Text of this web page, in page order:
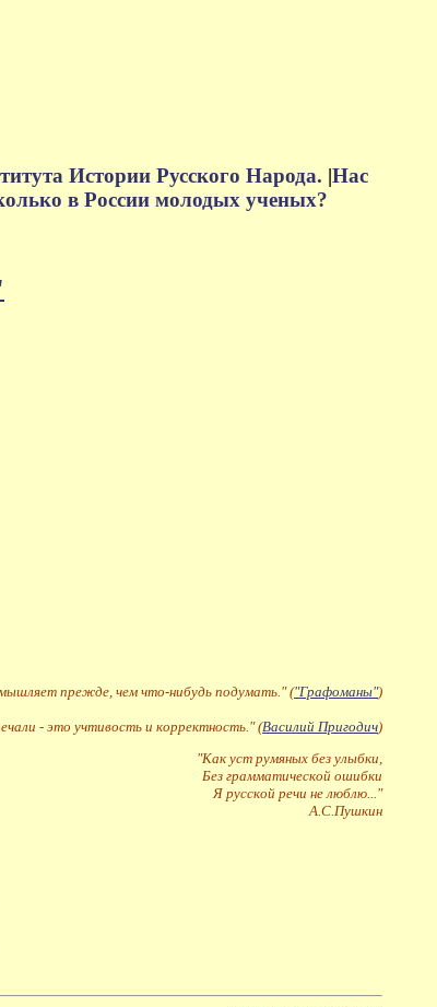
Истории Русского Народа. |Нас
в России молодых ученых?
прежде, чем что-нибудь подумать." ("Графоманы")
- это учтивость и корректность." (Василий Пригодич)
"Как уст румяных без улыбки,
Без грамматической ошибки
Я русской речи не люблю..."
А.С.Пушкин